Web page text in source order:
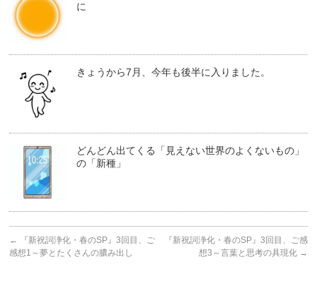
に
きょうから7月、今年も後半に入りました。
どんどん出てくる「見えない世界のよくないもの」
の「新種」
←
『新祝詞浄化・春のSP』3回目、ご
感想1～夢とたくさんの膿み出し
『新祝詞浄化・春のSP』3回目、ご感
想3～言葉と思考の具現化 →